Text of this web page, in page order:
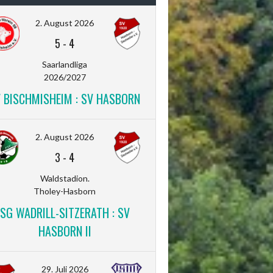
2. August 2026
5 - 4
Saarlandliga
2026/2027
BISCHMISHEIM : SV HASBORN
2. August 2026
3 - 4
Waldstadion.
Tholey-Hasborn
SG WADRILL-SITZERATH : SV
HASBORN II
29. Juli 2026